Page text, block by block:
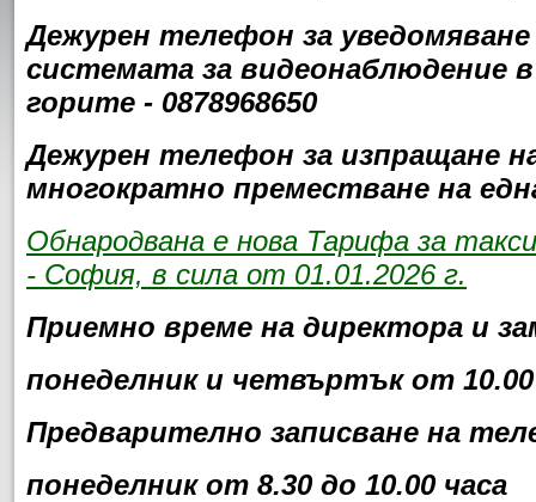
Дежурен телефон за
системата за видеонаблюдение
горите - 0878968650
Дежурен телефон за изпращане
многократно преместване на
Обнародвана е нова Тарифа за
- София, в сила от 01.01.2026 г.
Приемно време на директора и
понеделник и четвъртък от 10.00
Предварително записване на
понеделник от 8.30 до 10.00 часа